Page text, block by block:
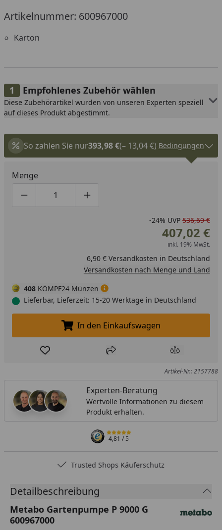
Artikelnummer: 600967000
Karton
Empfohlenes Zubehör wählen
Diese Zubehörartikel wurden von unseren Experten speziell
auf dieses Produkt abgestimmt.
So zahlen Sie nur393,98 €(– 13,04 €) Bedingungen
Menge
Produktmenge um eins verringern
Produktmenge manuell eingeben
Produktmenge um eins erhöhen
-24% UVP 536,69 €
407,02 €
inkl. 19% MwSt.
6,90 € Versandkosten in Deutschland
Versandkosten nach Menge und Land
408 KÖMPF24 Münzen
Lieferbar, Lieferzeit: 15-20 Werktage in Deutschland
In den Einkaufswagen legen
In den Einkaufswagen
Produkt zur Wunschliste hinzufügen
Teilen Produkt
Artikel-Nr.: 2157788
Experten-Beratung
Wertvolle Informationen zu diesem
Produkt erhalten.
4,81/ 5
Trusted Shops Käuferschutz
Detailbeschreibung
Metabo Gartenpumpe P 9000 G
600967000